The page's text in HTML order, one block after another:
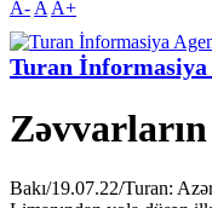
A- A A+
Turan
Bakı/19.07.22/Turan: